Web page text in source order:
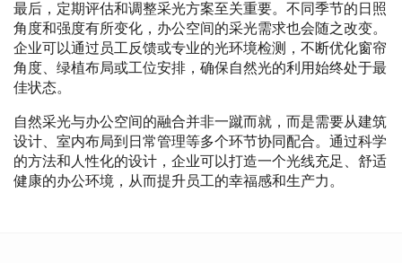
最后，定期评估和调整采光方案至关重要。不同季节的日照
角度和强度有所变化，办公空间的采光需求也会随之改变。
企业可以通过员工反馈或专业的光环境检测，不断优化窗帘
角度、绿植布局或工位安排，确保自然光的利用始终处于最
佳状态。
自然采光与办公空间的融合并非一蹴而就，而是需要从建筑
设计、室内布局到日常管理等多个环节协同配合。通过科学
的方法和人性化的设计，企业可以打造一个光线充足、舒适
健康的办公环境，从而提升员工的幸福感和生产力。